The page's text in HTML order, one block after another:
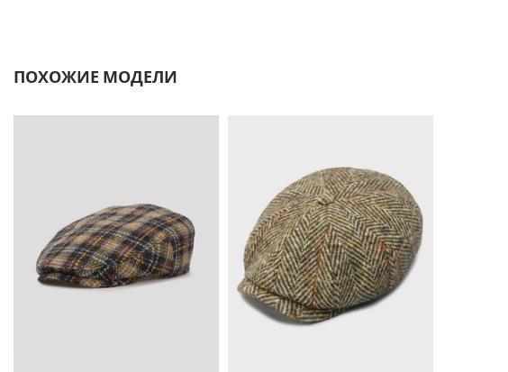
ПОХОЖИЕ МОДЕЛИ